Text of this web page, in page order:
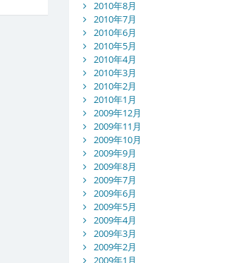
2010年8月
2010年7月
2010年6月
2010年5月
2010年4月
2010年3月
2010年2月
2010年1月
2009年12月
2009年11月
2009年10月
2009年9月
2009年8月
2009年7月
2009年6月
2009年5月
2009年4月
2009年3月
2009年2月
2009年1月